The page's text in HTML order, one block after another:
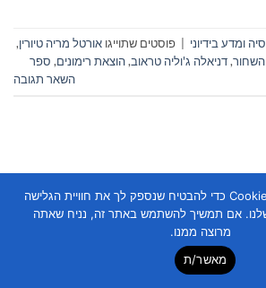
ומדע בידיוני פוסטים שתוייגו אורטל מריה טיורין,
השחור,דניאלה ג'וליה טראוב,הוצאת רימונים, ספר
השאר תגובה
Copyright 2026 ©
אנו משתמשים בקובצי Cookie כדי להבטיח שנספק לך את חוויית הגלישה
אם תמשיך להשתמש באתר זה, נניח שאתה
מרוצה ממנו.
מאשר/ת